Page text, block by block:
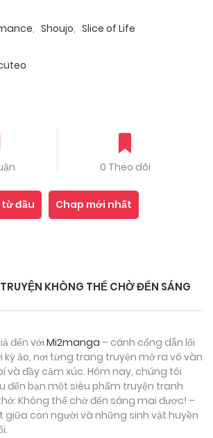
, Shoujo, Slice of Life
0 Theo dõi
đầu Chap mới nhất
KHÔNG THỂ CHỜ ĐẾN SÁNG
đến với Mi2manga – cánh cổng dẫn lối
kỳ ảo, nơi từng trang truyện mở ra vô vàn
và đầy cảm xúc. Hôm nay, chúng tôi
đến bạn một siêu phẩm truyện tranh
Không thể chờ đến sáng mai được! –
giữa con người và những sinh vật huyền